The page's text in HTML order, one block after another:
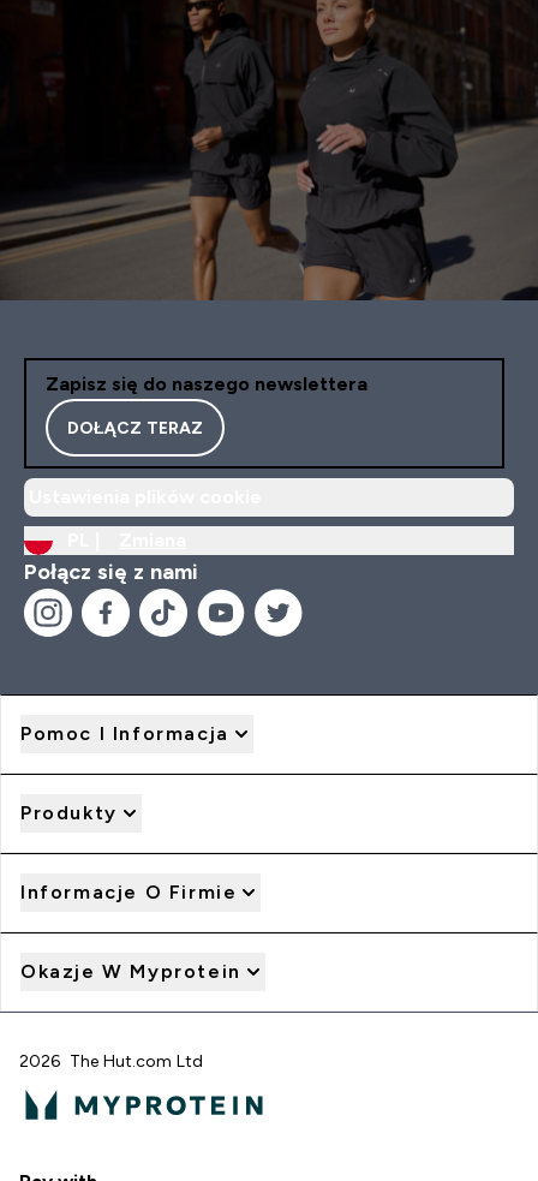
Zapisz się do naszego newslettera
DOŁĄCZ TERAZ
Połącz się z nami
Pomoc I Informacja
Produkty
Informacje O Firmie
Okazje W Myprotein
2026 The Hut.com Ltd